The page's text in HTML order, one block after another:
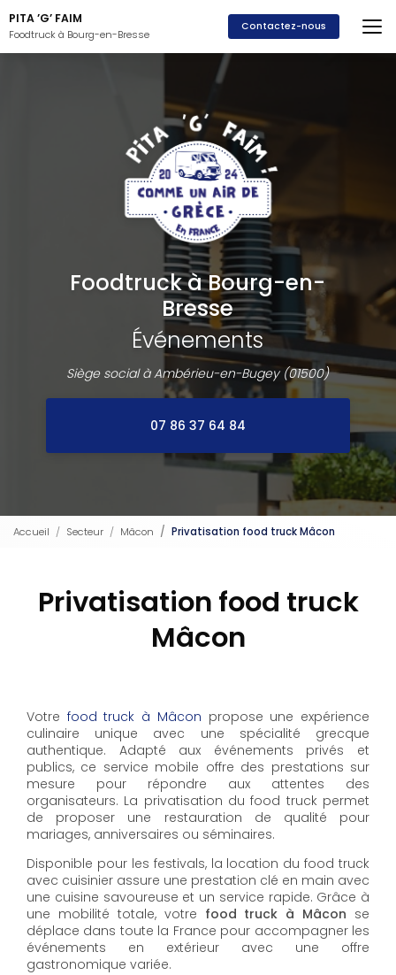
au
contenu
principal
PITA ’G’ FAIM
Foodtruck à Bourg-en-Bresse
Contactez-nous
Foodtruck à Bourg-en-
Bresse
Événements
Siège social à Ambérieu-en-Bugey (01500)
07 86 37 64 84
Accueil Secteur Mâcon Privatisation food truck Mâcon
Privatisation food truck
Mâcon
Votre food truck à Mâcon propose une expérience
culinaire unique avec une spécialité grecque
authentique. Adapté aux événements privés et
publics, ce service mobile offre des prestations sur
mesure pour répondre aux attentes des
organisateurs. La privatisation du food truck permet
de proposer une restauration de qualité pour
mariages, anniversaires ou séminaires.
Disponible pour les festivals, la location du food truck
avec cuisinier assure une prestation clé en main avec
une cuisine savoureuse et un service rapide. Grâce à
une mobilité totale, votre food truck à Mâcon se
déplace dans toute la France pour accompagner les
événements en extérieur avec une offre
gastronomique variée.